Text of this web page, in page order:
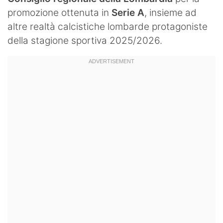
promozione ottenuta in Serie A, insieme ad
altre realtà calcistiche lombarde protagoniste
della stagione sportiva 2025/2026.